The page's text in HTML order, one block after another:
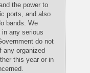
the power to
ports, and also
bands. We
any serious
do not
any organized
this year or in